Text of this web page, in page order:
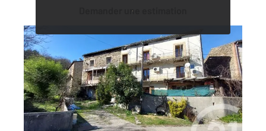
Demander une estimation
MOLIERES SUR CEZE 30
657 m
Ref : 15072
Immeuble à vendre
69 500 €